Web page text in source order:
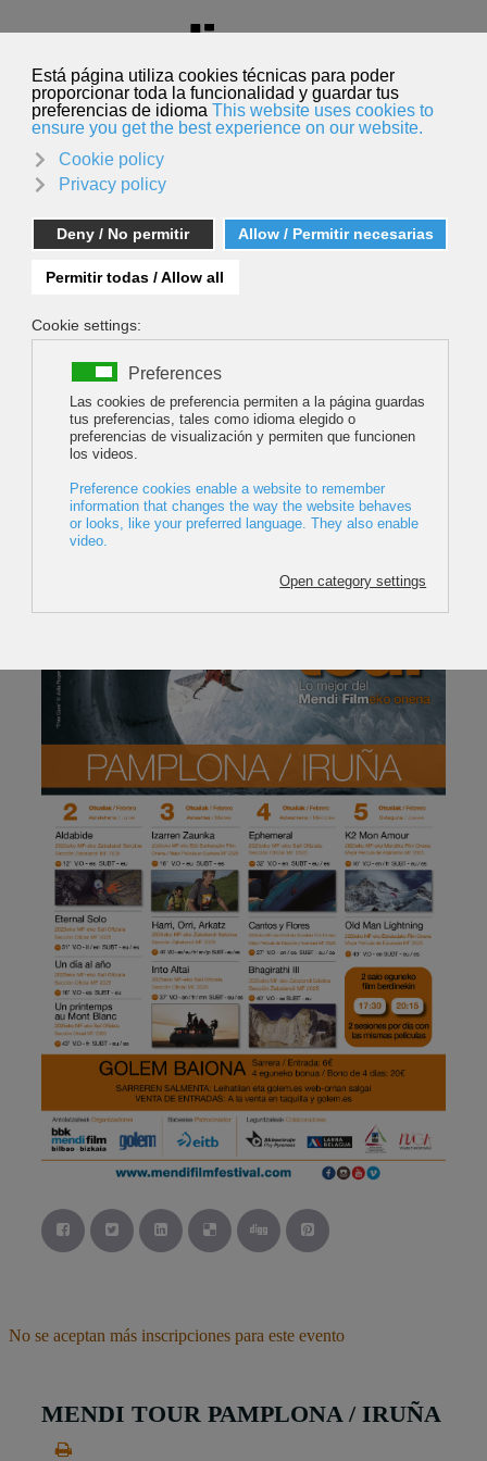
Seleccione su idioma
Español
Buscar
No se aceptan más inscripciones para este evento
MENDI TOUR PAMPLONA / IRUÑA